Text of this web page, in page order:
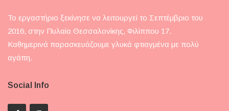
Το εργαστήριο ξεκίνησε να λειτουργεί το Σεπτέμβριο του
2016, στην Πυλαία Θεσσαλονίκης, Φιλίππου 17.
Καθημερινά παρασκευάζουμε γλυκά φτιαγμένα με πολύ
αγάπη.
Social Info